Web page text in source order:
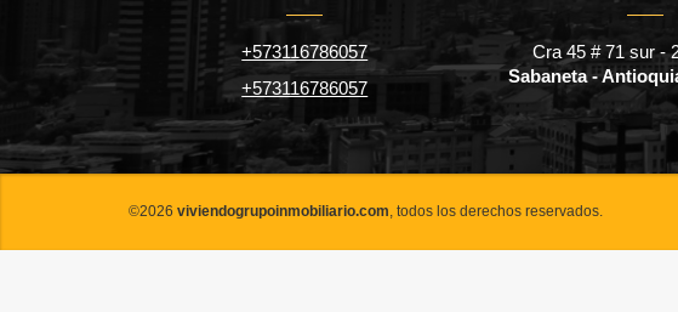
+573116786057
+573116786057
Cra 45 # 71 sur -
Sabaneta -
©2026 viviendogrupoinmobiliario.com , todos los derechos reservados.